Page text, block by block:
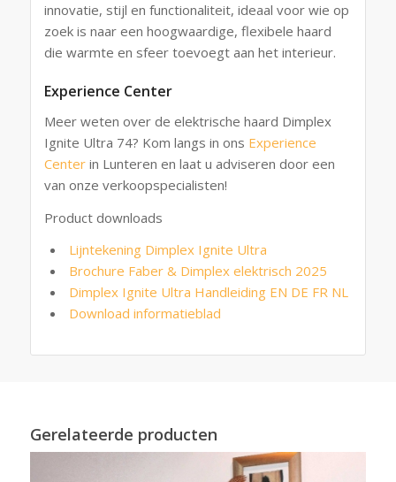
innovatie, stijl en functionaliteit, ideaal voor wie op
zoek is naar een hoogwaardige, flexibele haard
die warmte en sfeer toevoegt aan het interieur.
Experience Center
Meer weten over de elektrische haard Dimplex
Ignite Ultra 74? Kom langs in ons Experience
Centerin Lunteren en laat u adviseren door een
van onze verkoopspecialisten!
Product downloads
Lijntekening Dimplex Ignite Ultra
Brochure Faber & Dimplex elektrisch 2025
Dimplex Ignite Ultra Handleiding EN DE FR NL
Download informatieblad
Gerelateerde producten